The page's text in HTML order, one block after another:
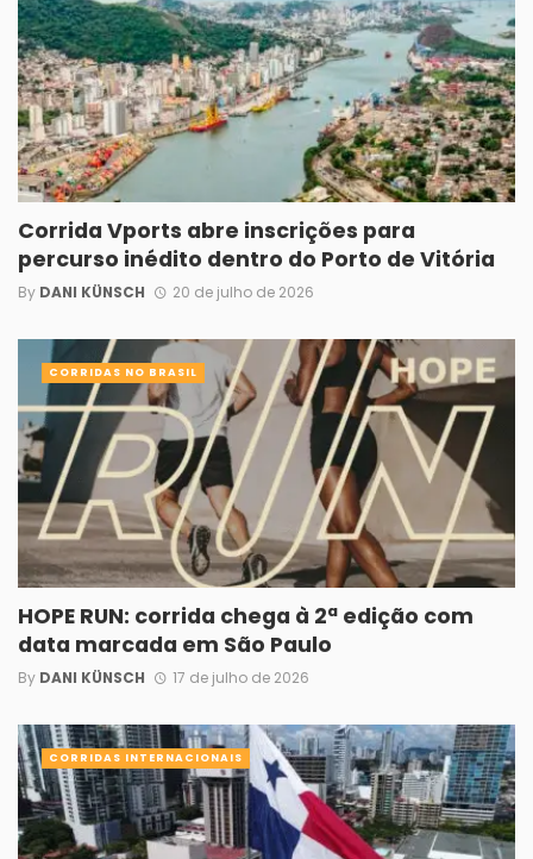
Corrida Vports abre inscrições para
percurso inédito dentro do Porto de Vitória
By DANI KÜNSCH 20 de julho de 2026
HOPE RUN: corrida chega à 2ª edição com
data marcada em São Paulo
By DANI KÜNSCH 17 de julho de 2026
CORRIDAS NO BRASIL
CORRIDAS INTERNACIONAIS